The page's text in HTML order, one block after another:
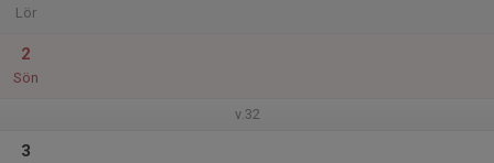
Lör
2
Sön
v.32
3